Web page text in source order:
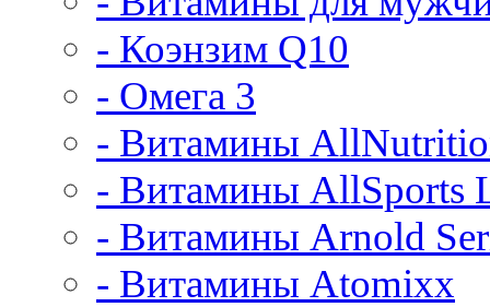
- Коэнзим Q10
- Омега 3
- Витамины
- Витамины AllSports
- Витамины Arnold
- Витамины Atomixx